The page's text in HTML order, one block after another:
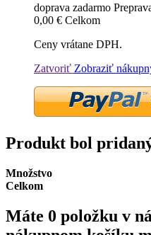
doprava zadarmo
0,00 € Celkom
Ceny vrátane DPH.
Zatvoriť Zobraziť
Produkt bol
Množstvo
Celkom
Máte 0 položku v